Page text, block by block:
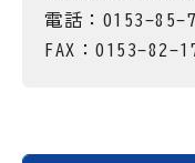
電話：0153-85-
FAX：0153-82-